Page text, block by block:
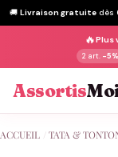
🚚 Livraison gratuite dès
🔥Plus
2 art. -5%
Assortis
au
ACCUEIL TATA &